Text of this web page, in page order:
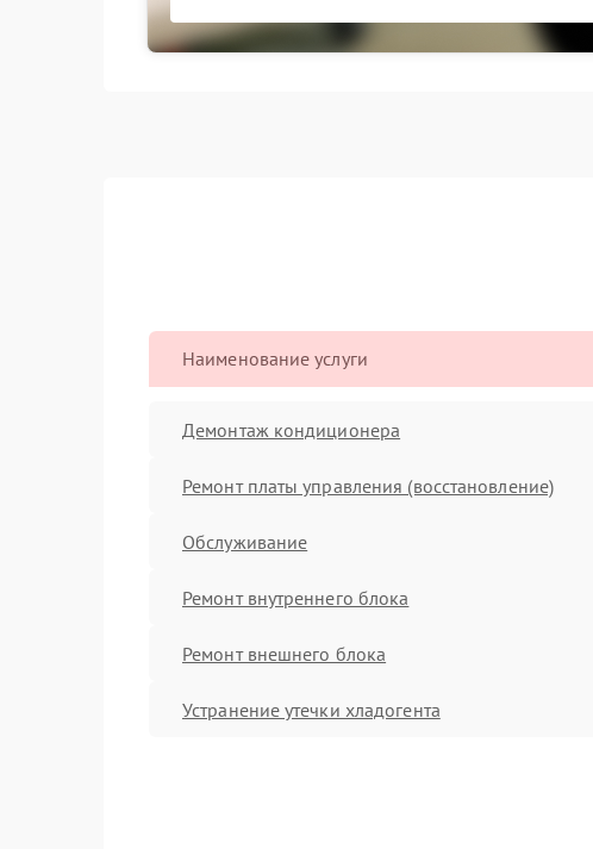
Наименование услуги
Демонтаж кондиционера
Ремонт платы управления (восстановление)
Обслуживание
Ремонт внутреннего блока
Ремонт внешнего блока
Устранение утечки хладогента